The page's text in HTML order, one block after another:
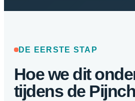
DE EERSTE STAP
Hoe we dit
tijdens de